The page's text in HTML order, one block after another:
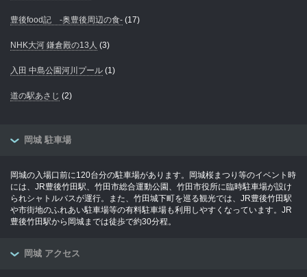
豊後food記 -奥豊後周辺の食- (17)
NHK大河 鎌倉殿の13人 (3)
入田 中島公園河川プール (1)
道の駅あさじ (2)
岡城 駐車場
岡城の入場口前に120台分の駐車場があります。岡城桜まつり等のイベント時
には、JR豊後竹田駅、竹田市総合運動公園、竹田市役所に臨時駐車場が設け
られシャトルバスが運行。また、竹田城下町を巡る観光では、JR豊後竹田駅
や市街地のふれあい駐車場等の有料駐車場も利用しやすくなっています。JR
豊後竹田駅から岡城までは徒歩で約30分程。
岡城 アクセス